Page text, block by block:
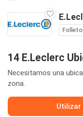
14 E.Leclerc
Necesitamos una
zona.
Utilizar